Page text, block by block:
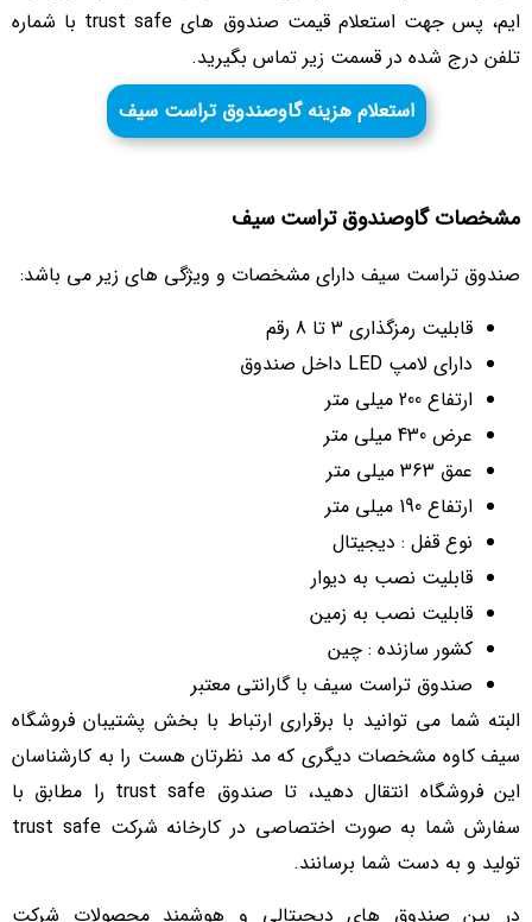
ایم، پس جهت استعلام قیمت صندوق های trust safe با شماره
تلفن درج شده در قسمت زیر تماس بگیرید.
استعلام هزینه گاوصندوق تراست سیف
مشخصات گاوصندوق تراست سیف
صندوق تراست سیف دارای مشخصات و ویژگی های زیر می باشد:
قابلیت رمزگذاری 3 تا 8 رقم
دارای لامپ LED داخل صندوق
ارتفاع 200 میلی متر
عرض 430 میلی متر
عمق 363 میلی متر
ارتفاع 190 میلی متر
نوع قفل : دیجیتال
قابلیت نصب به دیوار
قابلیت نصب به زمین
کشور سازنده : چین
صندوق تراست سیف با گارانتی معتبر
البته شما می توانید با برقراری ارتباط با بخش پشتیبان فروشگاه
سیف کاوه مشخصات دیگری که مد نظرتان هست را به کارشناسان
این فروشگاه انتقال دهید، تا صندوق trust safe را مطابق با
سفارش شما به صورت اختصاصی در کارخانه شرکت trust safe
تولید و به دست شما برسانند.
در بین صندوق های دیجیتالی و هوشمند محصولات شرکت